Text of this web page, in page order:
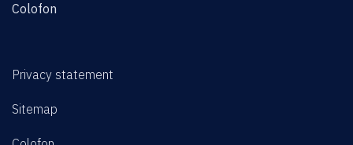
Colofon
Privacy statement
Sitemap